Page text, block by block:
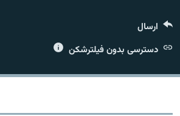
زبان‌های دیگر
ارسال
دسترسی بدون فیلترشکن